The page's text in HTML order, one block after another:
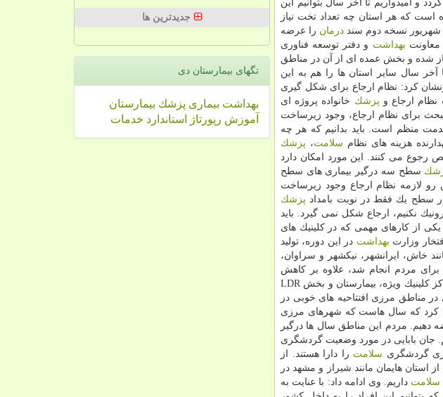
امیدواریم تا آخر سال بتوانیم این
كه هر استان چه تعداد تخت نیاز
شهریور نسخه دوم سند درمان را عرضه
بهداشت و دفتر توسعه فناوری
‏شده و بخش عمده ای از آن در مناطق
سال سایر استان ها را هم به این
كرد: نظام ارجاع برای شكل گیری
نظام ارجاع و پزشك خانواده پروژه ای
برای نظام ارجاع، وجود زیرساخت
منظم است. باید بدانیم كه هر چه
هزینه های نظام سلامت، پزشك
رجوع می كنند. این مورد امكان دارد
سطح سه درگیر بیماری های سطح
رو لازمه نظام ارجاع وجود زیرساخت
سطح یك فقط در نوبت بامداد پزشك
نكنیم، ارجاع شكل نمی گیرد. باید
از كارهای مهمی كه در كلینیك های
وزارت بهداشت در این دوره، تولید
خاش، ایرانشهر، نیكشهر و سراوان،
مردم انجام شد، علاوه بر كاهش
بود. هم اكنون در میناب، بوشهر، برازجان و سایر شهرها، مراكز كلینیك ویژه، بیمارستان و بخش LDR
مناطق مرزی افتتاحیه های خوبی در
كرد كه سال هاست كه شهرهای مرزی
دهیم. مردم این مناطق سال ها درگیر
جان بابایی در مورد وضعیت گردشگری
سلامت را دارا هستند. از
استان هایمان مانند شیراز و مشهد در
سلامت داریم. وی ادامه داد: با عنایت به
جدیدترین ها
تگهای بیمارستان دی
بهداشت بیماری پزشك بیمارستان
آموزش رپورتاژ استاندارد خدمات